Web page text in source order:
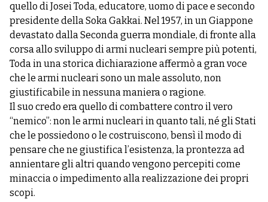
quello di Josei Toda, educatore, uomo di pace e secondo
presidente della Soka Gakkai. Nel 1957, in un Giappone
devastato dalla Seconda guerra mondiale, di fronte alla
corsa allo sviluppo di armi nucleari sempre più potenti,
Toda in una storica dichiarazione affermò a gran voce
che le armi nucleari sono un male assoluto, non
giustificabile in nessuna maniera o ragione.
Il suo credo era quello di combattere contro il vero
“nemico”: non le armi nucleari in quanto tali, né gli Stati
che le possiedono o le costruiscono, bensì il modo di
pensare che ne giustifica l’esistenza, la prontezza ad
annientare gli altri quando vengono percepiti come
minaccia o impedimento alla realizzazione dei propri
scopi.